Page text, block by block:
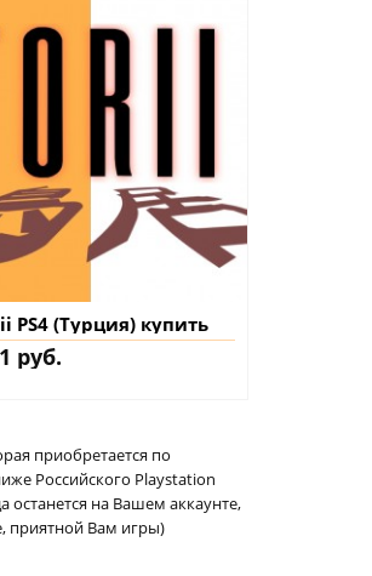
PS4 (Турция) купить
руб.
приобретается по
Российского Playstation
останется на Вашем аккаунте,
приятной Вам игры)